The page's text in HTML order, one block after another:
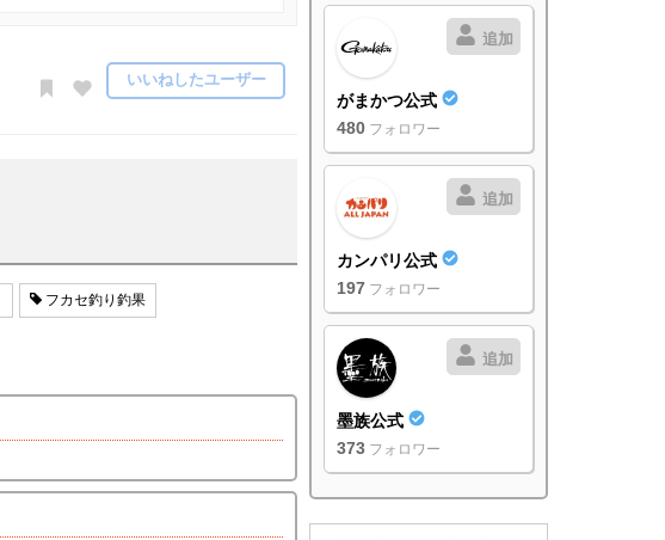
いいねしたユーザー
フカセ釣り釣果
追加
がまかつ公式
480 フォロワー
追加
カンパリ公式
197 フォロワー
追加
墨族公式
373 フォロワー